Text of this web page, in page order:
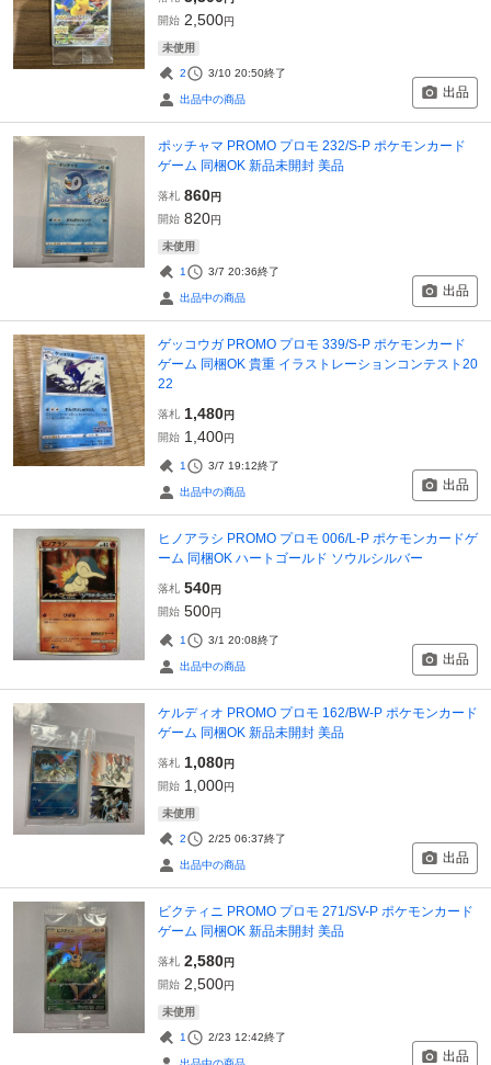
開始 2,500円
未使用
2 3/10 20:50終了
出品中の商品 出品
ポッチャマ PROMO プロモ 232/S-P ポケモンカード
ゲーム 同梱OK 新品未開封 美品
落札 860円
開始 820円
未使用
1 3/7 20:36終了
出品中の商品 出品
ゲッコウガ PROMO プロモ 339/S-P ポケモンカード
ゲーム 同梱OK 貴重 イラストレーションコンテスト20
22
落札 1,480円
開始 1,400円
1 3/7 19:12終了
出品中の商品 出品
ヒノアラシ PROMO プロモ 006/L-P ポケモンカードゲ
ーム 同梱OK ハートゴールド ソウルシルバー
落札 540円
開始 500円
1 3/1 20:08終了
出品中の商品 出品
ケルディオ PROMO プロモ 162/BW-P ポケモンカード
ゲーム 同梱OK 新品未開封 美品
落札 1,080円
開始 1,000円
未使用
2 2/25 06:37終了
出品中の商品 出品
ビクティニ PROMO プロモ 271/SV-P ポケモンカード
ゲーム 同梱OK 新品未開封 美品
落札 2,580円
開始 2,500円
未使用
1 2/23 12:42終了
出品